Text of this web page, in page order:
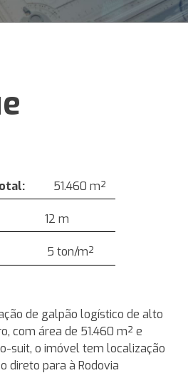
Total: 51.460 m²
12 m
5 ton/m²
de galpão logístico de alto
com área de 51.460 m² e
suit, o imóvel tem localização
direto para à Rodovia